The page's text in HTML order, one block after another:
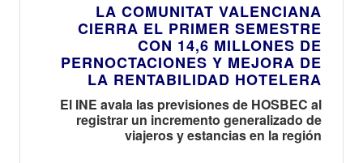
LA COMUNITAT VALENCIANA
CIERRA EL PRIMER SEMESTRE
CON 14,6 MILLONES DE
PERNOCTACIONES Y MEJORA DE
LA RENTABILIDAD HOTELERA
El INE avala las previsiones de HOSBEC al
registrar un incremento generalizado de
viajeros y estancias en la región